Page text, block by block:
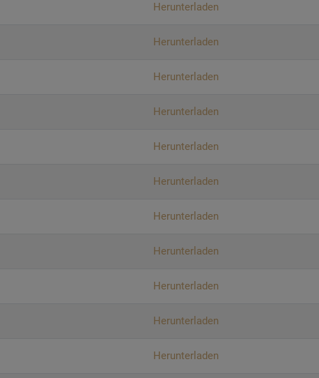
Herunterladen
Herunterladen
Herunterladen
Herunterladen
Herunterladen
Herunterladen
Herunterladen
Herunterladen
Herunterladen
Herunterladen
Herunterladen